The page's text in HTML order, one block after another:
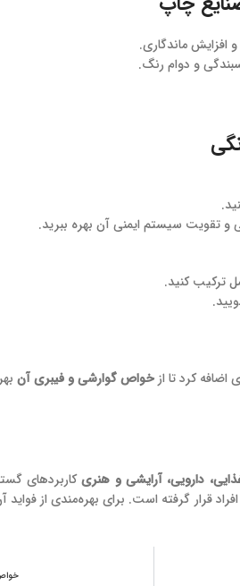
ماندگاری.
و دوام رنگ.
تقویت سیستم ایمنی آن بهره ببرید.
ترکیب کنید.
کرد تا از خواص گوارشی و فیبری آن
دارویی، آرایشی و هنریکاربردهای
قرار گرفته است. برای بهره‌مندی از